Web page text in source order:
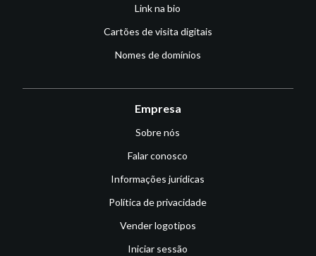
Link na bio
Cartões de visita digitais
Nomes de domínios
Empresa
Sobre nós
Falar conosco
Informações jurídicas
Política de privacidade
Vender logotipos
Iniciar sessão